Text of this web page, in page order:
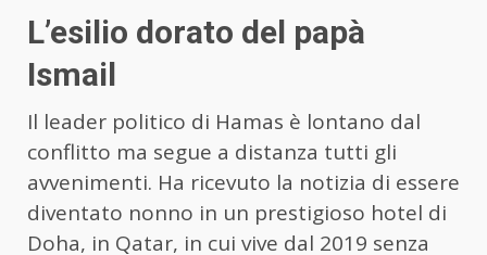
L’esilio dorato del papà
Ismail
Il leader politico di Hamas è lontano dal
conflitto ma segue a distanza tutti gli
avvenimenti. Ha ricevuto la notizia di essere
diventato nonno in un prestigioso hotel di
Doha, in Qatar, in cui vive dal 2019 senza